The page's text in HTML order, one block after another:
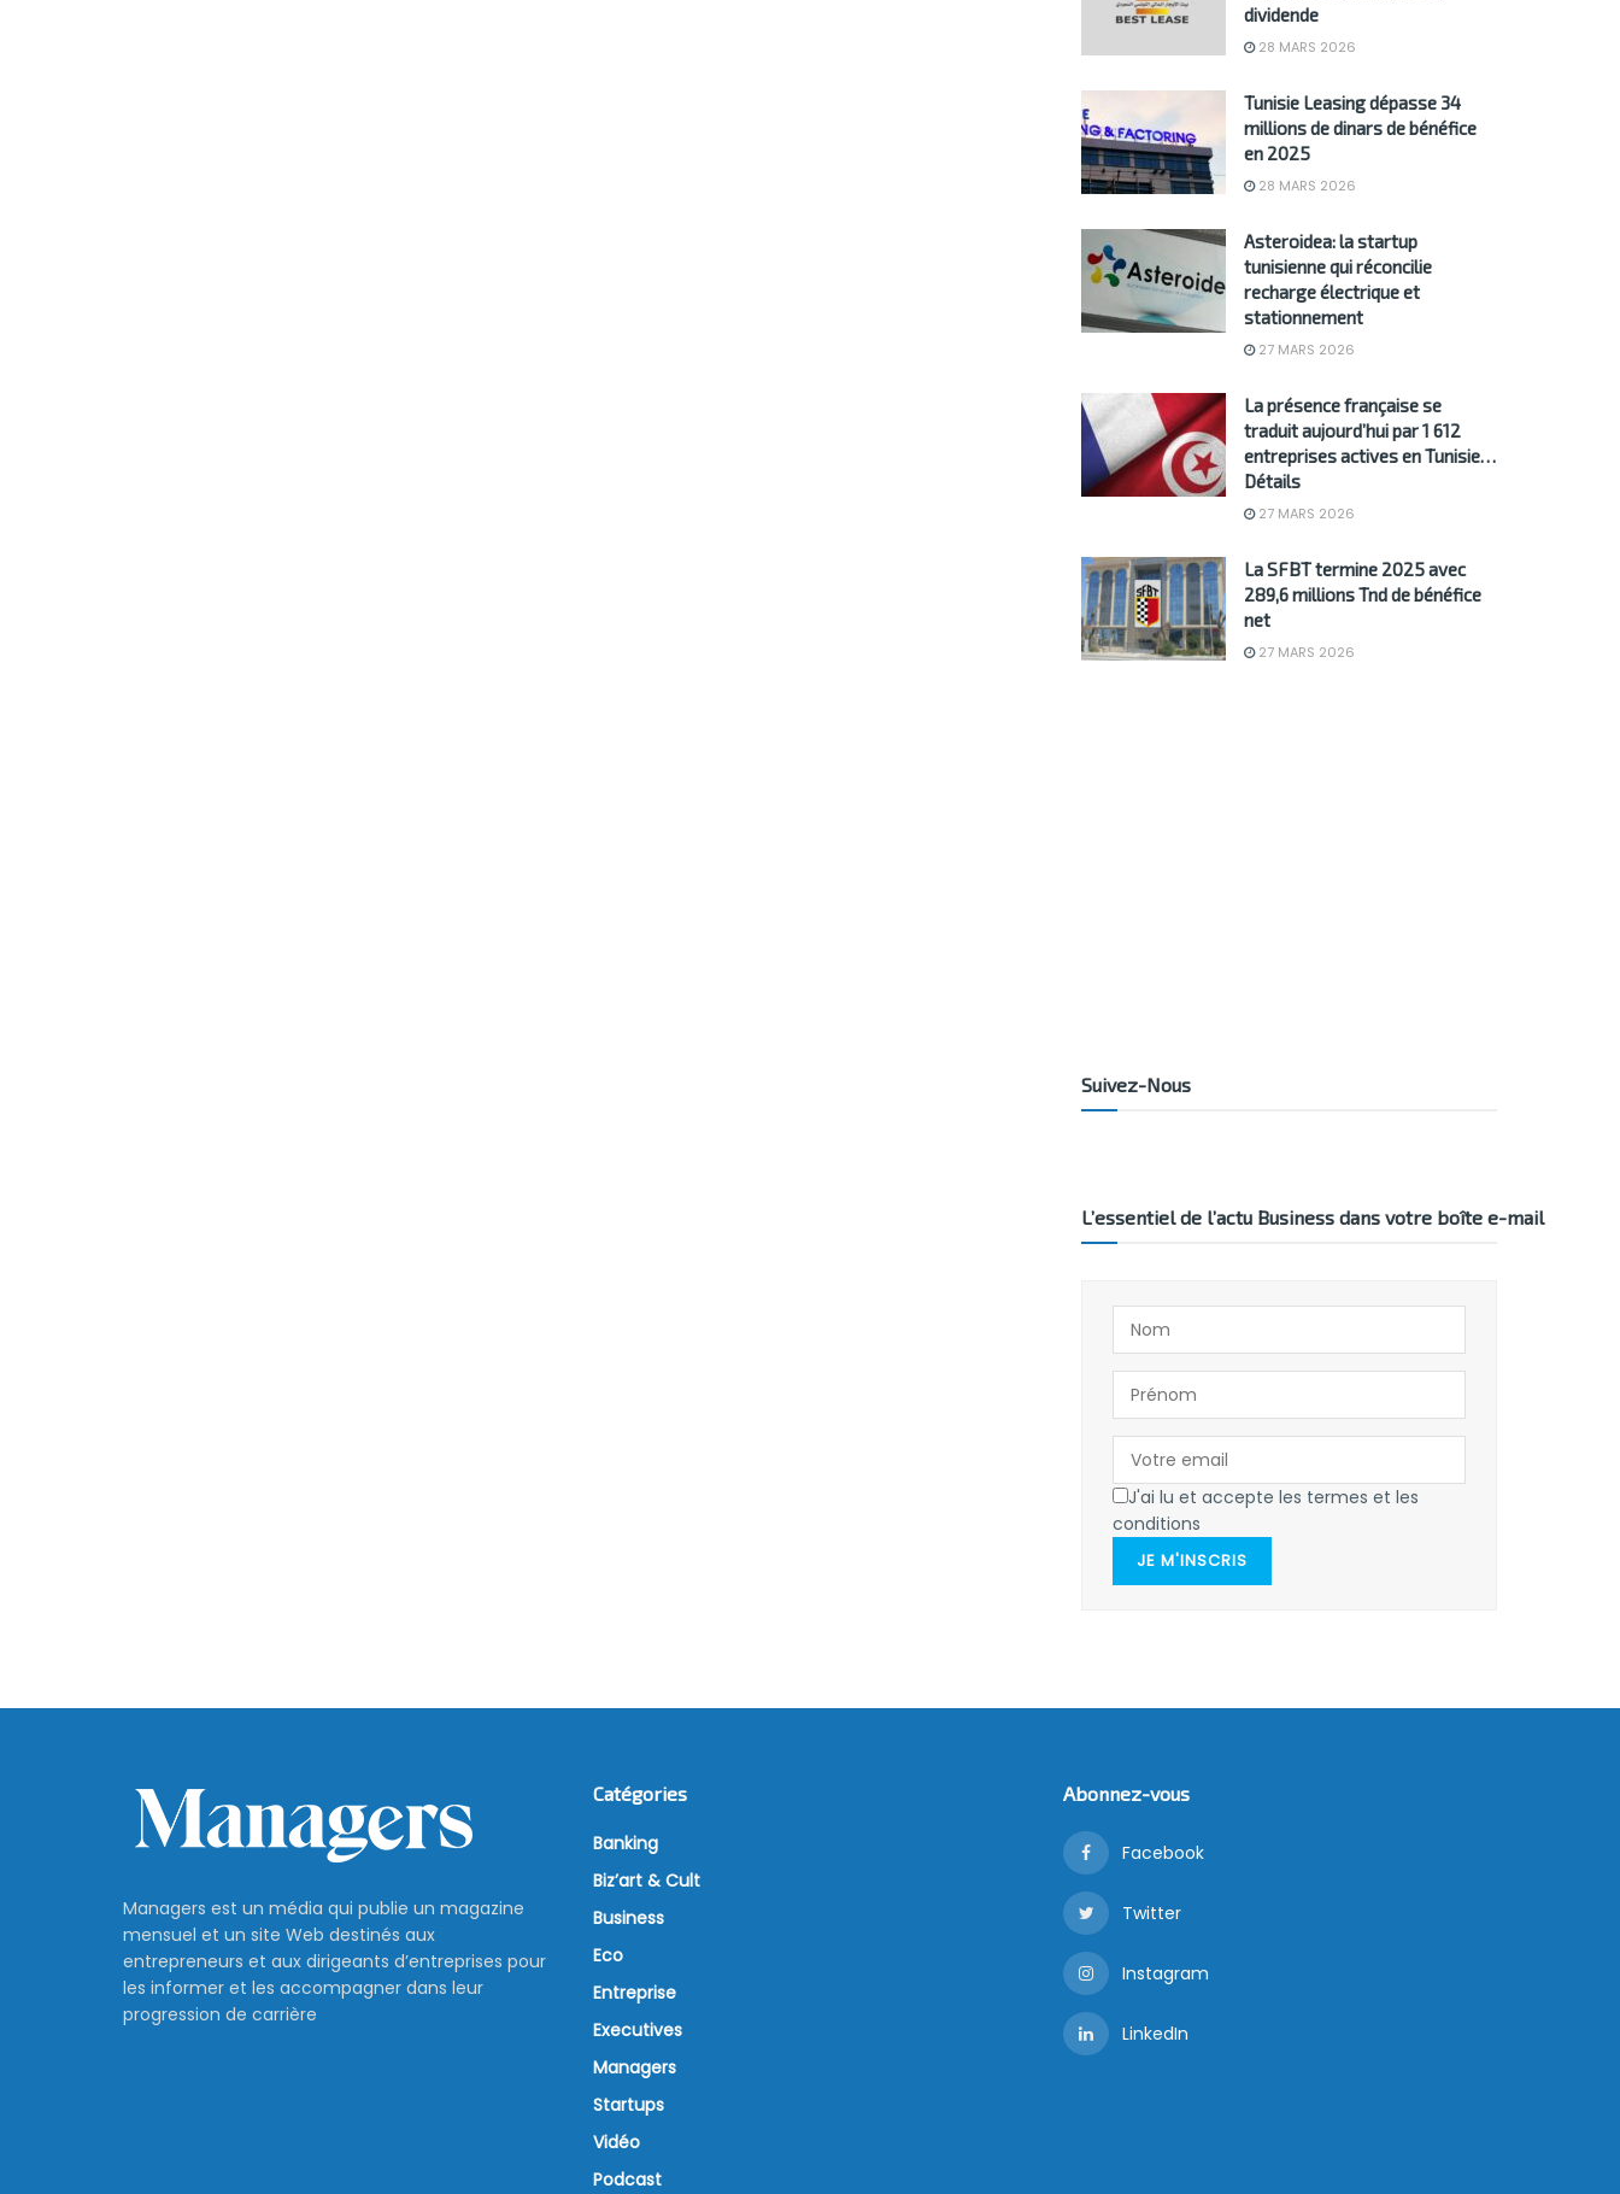
dividende
28 MARS 2026
Tunisie Leasing dépasse 34
millions de dinars de bénéfice
en 2025
28 MARS 2026
Asteroidea: la startup
tunisienne qui réconcilie
recharge électrique et
stationnement
27 MARS 2026
La présence française se
traduit aujourd’hui par 1 612
entreprises actives en Tunisie…
Détails
27 MARS 2026
La SFBT termine 2025 avec
289,6 millions Tnd de bénéfice
net
27 MARS 2026
Suivez-Nous
L’essentiel de l’actu Business dans votre boîte e-mail
J'ai lu et accepte les termes et les
conditions
JE M'INSCRIS
Managers est un média qui publie un magazine
mensuel et un site Web destinés aux
entrepreneurs et aux dirigeants d’entreprises pour
les informer et les accompagner dans leur
progression de carrière
Catégories
Banking
Biz’art & Cult
Business
Eco
Entreprise
Executives
Managers
Startups
Vidéo
Podcast
Abonnez-vous
Facebook
Twitter
Instagram
LinkedIn